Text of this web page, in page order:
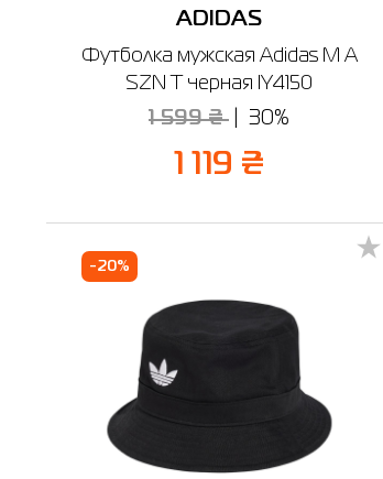
ADIDAS
Футболка мужская Adidas M A
SZN T черная IY4150
1 599 ₴ 30%
1 119 ₴
-20%